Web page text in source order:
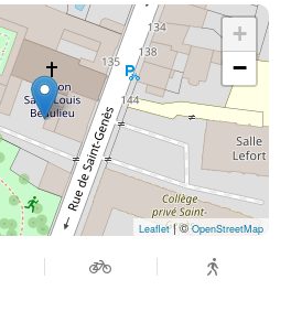
+
−
Leaflet| ©OpenStreetMap